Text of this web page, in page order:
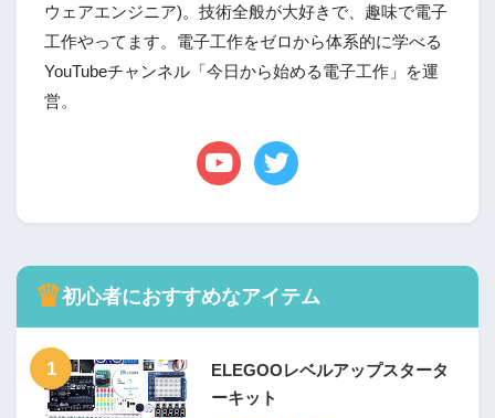
ウェアエンジニア)。技術全般が大好きで、趣味で電子
工作やってます。電子工作をゼロから体系的に学べる
YouTubeチャンネル「今日から始める電子工作」を運
営。
♛初心者におすすめなアイテム
1
ELEGOOレベルアップスタータ
ーキット